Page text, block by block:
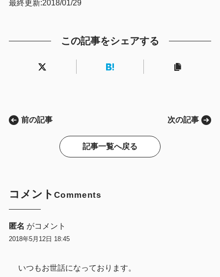
最終更新:2018/01/29
この記事をシェアする
前の記事
記事一覧へ戻る
次の記事
コメント Comments
匿名 がコメント
2018年5月12日 18:45
いつもお世話になっております。